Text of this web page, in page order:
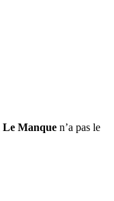
Le Manque n’a pas le